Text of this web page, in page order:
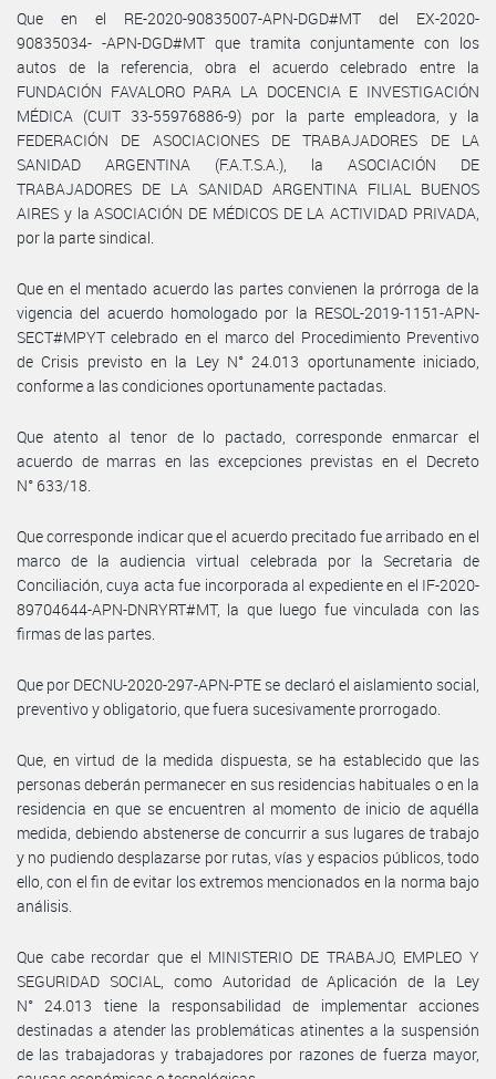
Que en el RE-2020-90835007-APN-DGD#MT del EX-2020-
90835034- -APN-DGD#MT que tramita conjuntamente con los
autos de la referencia, obra el acuerdo celebrado entre la
FUNDACIÓN FAVALORO PARA LA DOCENCIA E INVESTIGACIÓN
MÉDICA (CUIT 33-55976886-9) por la parte empleadora, y la
FEDERACIÓN DE ASOCIACIONES DE TRABAJADORES DE LA
SANIDAD ARGENTINA (F.A.T.S.A.), la ASOCIACIÓN DE
TRABAJADORES DE LA SANIDAD ARGENTINA FILIAL BUENOS
AIRES y la ASOCIACIÓN DE MÉDICOS DE LA ACTIVIDAD PRIVADA,
por la parte sindical.
Que en el mentado acuerdo las partes convienen la prórroga de la
vigencia del acuerdo homologado por la RESOL-2019-1151-APN-
SECT#MPYT celebrado en el marco del Procedimiento Preventivo
de Crisis previsto en la Ley N° 24.013 oportunamente iniciado,
conforme a las condiciones oportunamente pactadas.
Que atento al tenor de lo pactado, corresponde enmarcar el
acuerdo de marras en las excepciones previstas en el Decreto
N° 633/18.
Que corresponde indicar que el acuerdo precitado fue arribado en el
marco de la audiencia virtual celebrada por la Secretaria de
Conciliación, cuya acta fue incorporada al expediente en el IF-2020-
89704644-APN-DNRYRT#MT, la que luego fue vinculada con las
firmas de las partes.
Que por DECNU-2020-297-APN-PTE se declaró el aislamiento social,
preventivo y obligatorio, que fuera sucesivamente prorrogado.
Que, en virtud de la medida dispuesta, se ha establecido que las
personas deberán permanecer en sus residencias habituales o en la
residencia en que se encuentren al momento de inicio de aquélla
medida, debiendo abstenerse de concurrir a sus lugares de trabajo
y no pudiendo desplazarse por rutas, vías y espacios públicos, todo
ello, con el fin de evitar los extremos mencionados en la norma bajo
análisis.
Que cabe recordar que el MINISTERIO DE TRABAJO, EMPLEO Y
SEGURIDAD SOCIAL, como Autoridad de Aplicación de la Ley
N° 24.013 tiene la responsabilidad de implementar acciones
destinadas a atender las problemáticas atinentes a la suspensión
de las trabajadoras y trabajadores por razones de fuerza mayor,